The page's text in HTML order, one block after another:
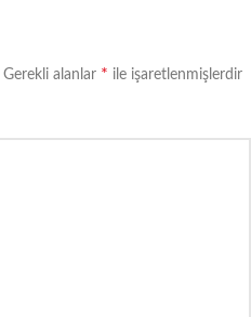
Gerekli alanlar * ile işaretlenmişlerdir